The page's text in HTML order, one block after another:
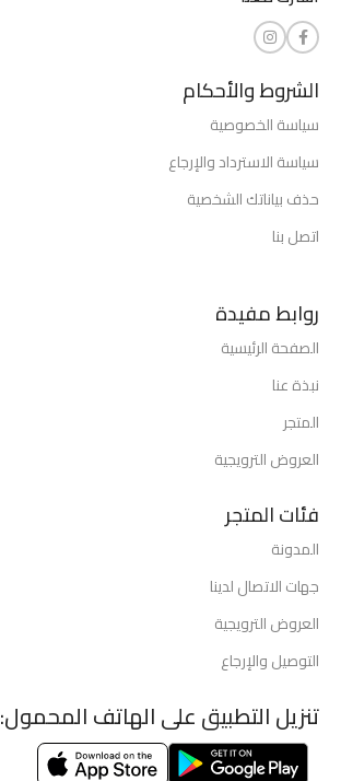
الشروط والأحكام
سياسة الخصوصية
سياسة الاسترداد والإرجاع
حذف بياناتك الشخصية
اتصل بنا
روابط مفيدة
الصفحة الرئيسية
نبذة عنا
المتجر
العروض الترويجية
فئات المتجر
المدونة
جهات الاتصال لدينا
العروض الترويجية
التوصيل والإرجاع
تنزيل التطبيق على الهاتف المحمول: